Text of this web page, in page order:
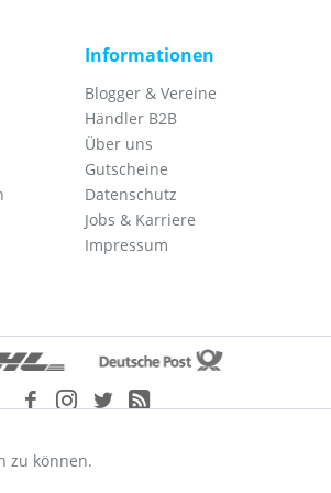
Informationen
Blogger & Vereine
Händler B2B
Über uns
Gutscheine
Datenschutz
Jobs & Karriere
Impressum
und ggf. Nachnahmegebühren, wenn
zu können.